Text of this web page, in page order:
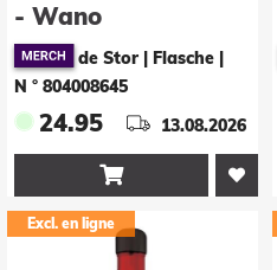
- Wano
de Stor | Flasche
N ° 804008645
24.95 13.08.2026

Excl. en ligne